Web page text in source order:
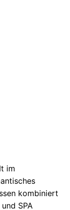
im
kombiniert
SPA